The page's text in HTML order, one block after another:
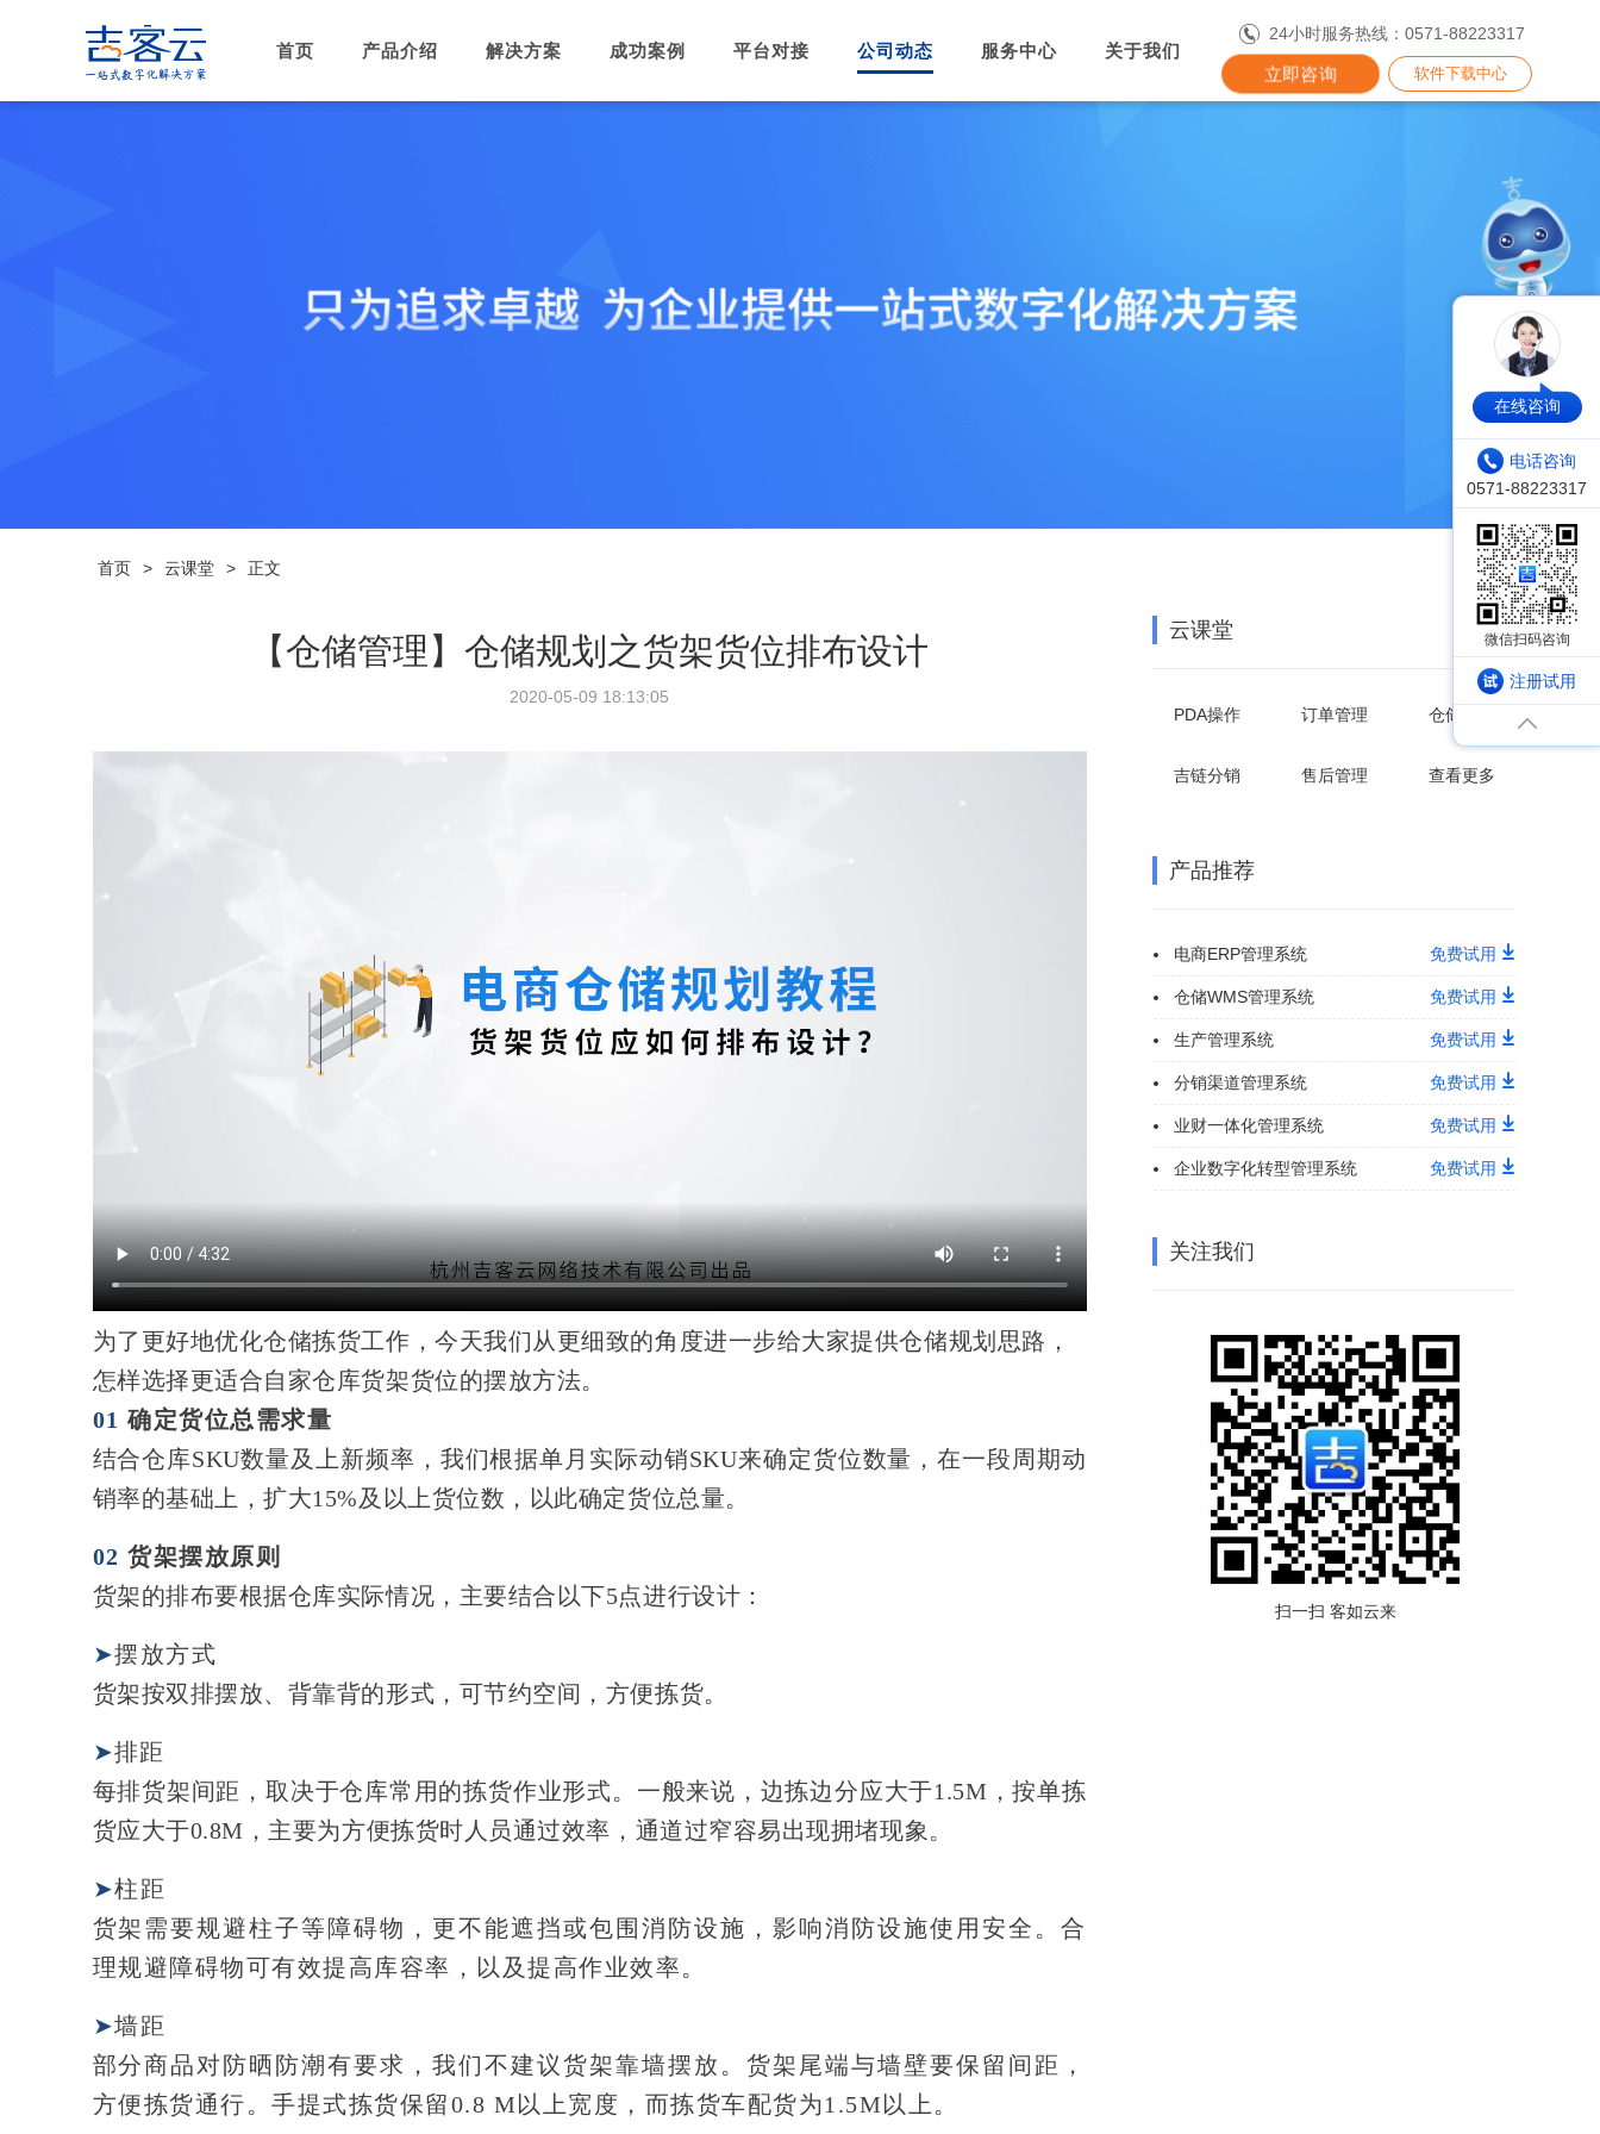
首页 产品介绍 解决方案 成功案例 平台对接 公司动态 服务中心 关于我们
24小时服务热线：0571-88223317
立即咨询 软件下载中心
在线咨询
电话咨询
注册试用
首页 > 云课堂 > 正文
【仓储管理】仓储规划之货架货位排布设计
2020-05-09 18:13:05
为了更好地优化仓储拣货工作，今天我们从更细致的角度进一步给大家提供仓储规划思路，
怎样选择更适合自家仓库货架货位的摆放方法。
01 确定货位总需求量
结合仓库SKU数量及上新频率，我们根据单月实际动销SKU来确定货位数量，在一段周期动
销率的基础上，扩大15%及以上货位数，以此确定货位总量。
02 货架摆放原则
货架的排布要根据仓库实际情况，主要结合以下5点进行设计：
➤摆放方式
货架按双排摆放、背靠背的形式，可节约空间，方便拣货。
➤排距
每排货架间距，取决于仓库常用的拣货作业形式。一般来说，边拣边分应大于1.5M，按单拣
货应大于0.8M，主要为方便拣货时人员通过效率，通道过窄容易出现拥堵现象。
➤柱距
货架需要规避柱子等障碍物，更不能遮挡或包围消防设施，影响消防设施使用安全。合
理规避障碍物可有效提高库容率，以及提高作业效率。
➤墙距
部分商品对防晒防潮有要求，我们不建议货架靠墙摆放。货架尾端与墙壁要保留间距，
方便拣货通行。手提式拣货保留0.8 M以上宽度，而拣货车配货为1.5M以上。
云课堂
PDA操作 订单管理 仓储管理
吉链分销 售后管理 查看更多
产品推荐
电商ERP管理系统 免费试用
仓储WMS管理系统 免费试用
生产管理系统 免费试用
分销渠道管理系统 免费试用
业财一体化管理系统 免费试用
企业数字化转型管理系统 免费试用
关注我们
扫一扫 客如云来